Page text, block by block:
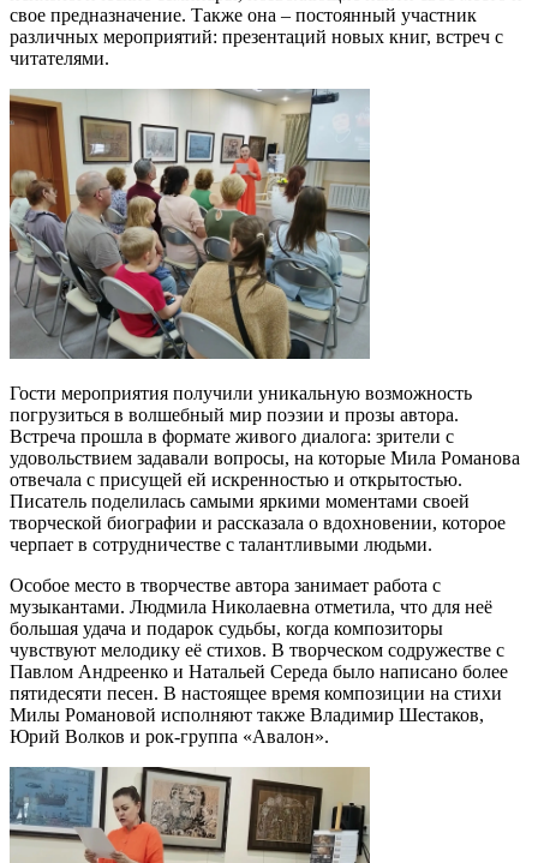
свое предназначение. Также она – постоянный участник
различных мероприятий: презентаций новых книг, встреч с
читателями.
Гости мероприятия получили уникальную возможность
погрузиться в волшебный мир поэзии и прозы автора.
Встреча прошла в формате живого диалога: зрители с
удовольствием задавали вопросы, на которые Мила Романова
отвечала с присущей ей искренностью и открытостью.
Писатель поделилась самыми яркими моментами своей
творческой биографии и рассказала о вдохновении, которое
черпает в сотрудничестве с талантливыми людьми.
Особое место в творчестве автора занимает работа с
музыкантами. Людмила Николаевна отметила, что для неё
большая удача и подарок судьбы, когда композиторы
чувствуют мелодику её стихов. В творческом содружестве с
Павлом Андреенко и Натальей Середа было написано более
пятидесяти песен. В настоящее время композиции на стихи
Милы Романовой исполняют также Владимир Шестаков,
Юрий Волков и рок-группа «Авалон».